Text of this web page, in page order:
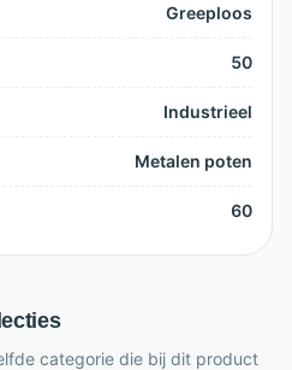
Greeploos
50
Industrieel
Metalen poten
60
categorie die bij dit product